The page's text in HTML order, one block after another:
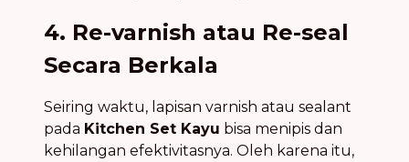
4. Re-varnish atau Re-seal
Secara Berkala
Seiring waktu, lapisan varnish atau sealant
pada Kitchen Set Kayu bisa menipis dan
kehilangan efektivitasnya. Oleh karena itu,